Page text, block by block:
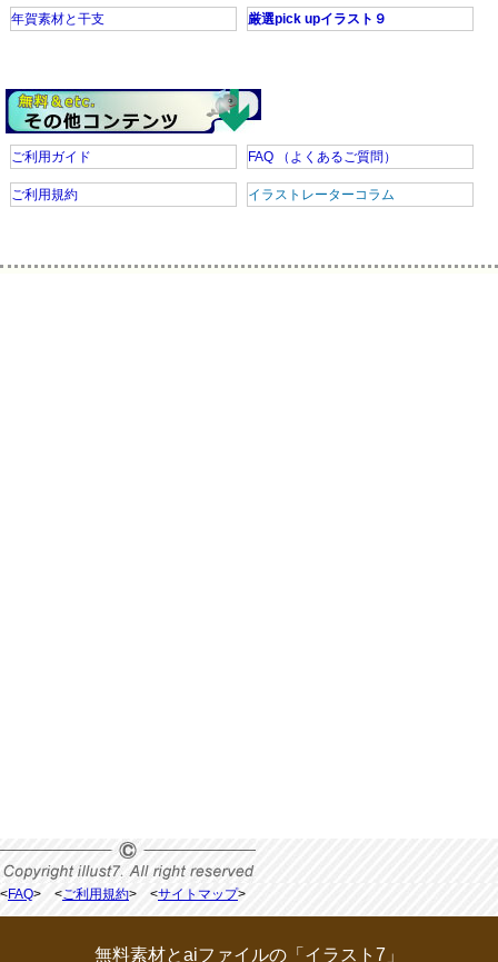
年賀素材と干支 厳選pick upイラスト９
ご利用ガイド FAQ（よくあるご質問）
ご利用規約 イラストレーターコラム
<FAQ> <ご利用規約> <サイトマップ>
無料素材とaiファイルの「イラスト7」